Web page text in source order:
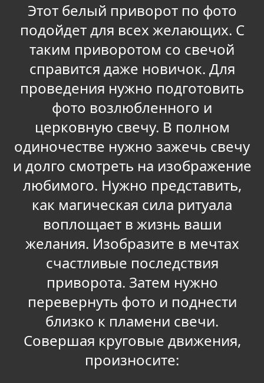
Этот белый приворот по фото
подойдет для всех желающих. С
таким приворотом со свечой
справится даже новичок. Для
проведения нужно подготовить
фото возлюбленного и
церковную свечу. В полном
одиночестве нужно зажечь свечу
и долго смотреть на изображение
любимого. Нужно представить,
как магическая сила ритуала
воплощает в жизнь ваши
желания. Изобразите в мечтах
счастливые последствия
приворота. Затем нужно
перевернуть фото и поднести
близко к пламени свечи.
Совершая круговые движения,
произносите: